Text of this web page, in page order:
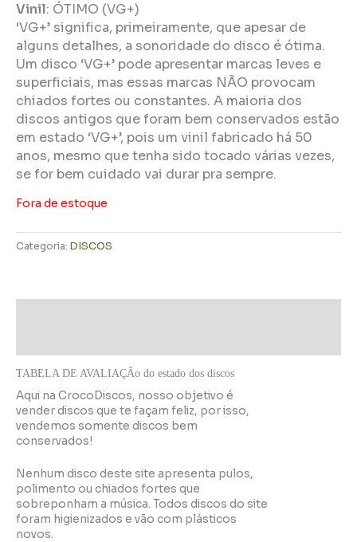
Vinil: ÓTIMO (VG+)
‘VG+’ significa, primeiramente, que apesar de
alguns detalhes, a sonoridade do disco é ótima.
Um disco ‘VG+’ pode apresentar marcas leves e
superficiais, mas essas marcas NÃO provocam
chiados fortes ou constantes. A maioria dos
discos antigos que foram bem conservados estão
em estado ‘VG+’, pois um vinil fabricado há 50
anos, mesmo que tenha sido tocado várias vezes,
se for bem cuidado vai durar pra sempre.
Fora de estoque
Categoria: DISCOS
TABELA DE AVALIAÇÃo do estado dos discos
Aqui na CrocoDiscos, nosso objetivo é
vender discos que te façam feliz, por isso,
vendemos somente discos bem
conservados!
Nenhum disco deste site apresenta pulos,
polimento ou chiados fortes que
sobreponham a música. Todos discos do site
foram higienizados e vão com plásticos
novos.